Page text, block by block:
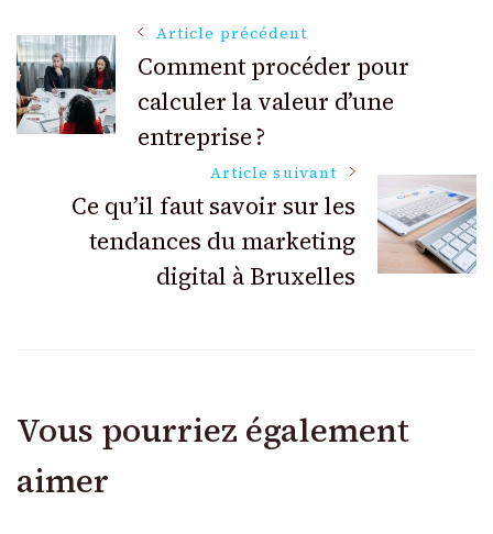
Navigation
des
articles
Article précédent
Comment procéder pour
calculer la valeur d’une
entreprise ?
Article suivant
Ce qu’il faut savoir sur les
tendances du marketing
digital à Bruxelles
Vous pourriez également
aimer